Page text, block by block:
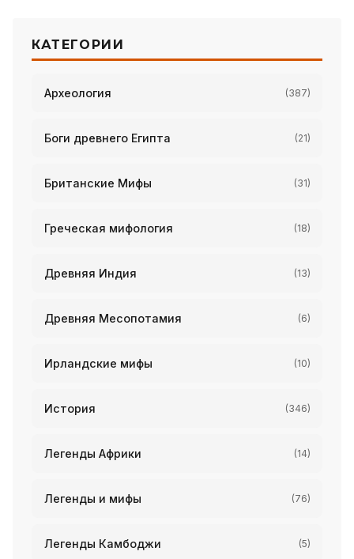
КАТЕГОРИИ
Археология (387)
Боги древнего Египта (21)
Британские Мифы (31)
Греческая мифология (18)
Древняя Индия (13)
Древняя Месопотамия (6)
Ирландские мифы (10)
История (346)
Легенды Африки (14)
Легенды и мифы (76)
Легенды Камбоджи (5)